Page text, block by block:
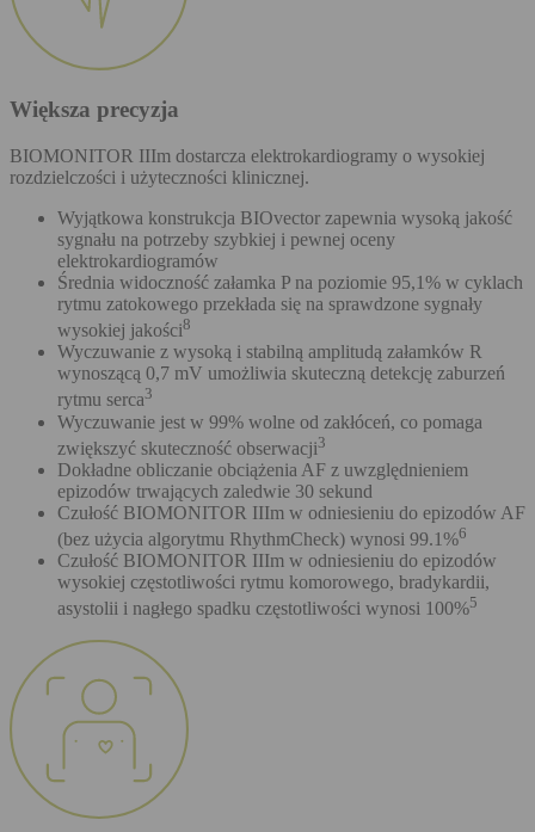
Większa precyzja
BIOMONITOR IIIm dostarcza elektrokardiogramy o wysokiej
rozdzielczości i użyteczności klinicznej.
Wyjątkowa konstrukcja BIOvector zapewnia wysoką jakość
sygnału na potrzeby szybkiej i pewnej oceny
elektrokardiogramów
Średnia widoczność załamka P na poziomie 95,1% w cyklach
rytmu zatokowego przekłada się na sprawdzone sygnały
wysokiej jakości8
Wyczuwanie z wysoką i stabilną amplitudą załamków R
wynoszącą 0,7 mV umożliwia skuteczną detekcję zaburzeń
rytmu serca3
Wyczuwanie jest w 99% wolne od zakłóceń, co pomaga
zwiększyć skuteczność obserwacji3
Dokładne obliczanie obciążenia AF z uwzględnieniem
epizodów trwających zaledwie 30 sekund
Czułość BIOMONITOR IIIm w odniesieniu do epizodów AF
(bez użycia algorytmu RhythmCheck) wynosi 99.1%6
Czułość BIOMONITOR IIIm w odniesieniu do epizodów
wysokiej częstotliwości rytmu komorowego, bradykardii,
asystolii i nagłego spadku częstotliwości wynosi 100%5